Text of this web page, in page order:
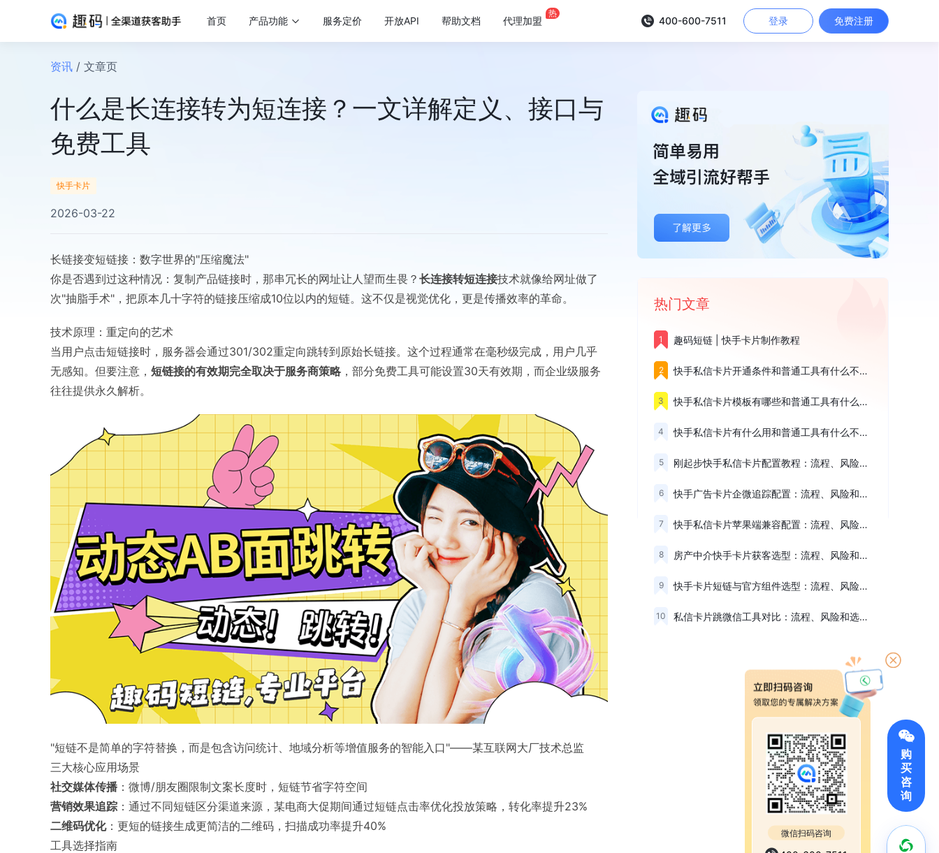
首页 产品功能 服务定价 开放API 帮助文档 代理加盟
热
400-600-7511 登录 免费注册
资讯 / 文章页
什么是长连接转为短连接？一文详解定义、接口与
免费工具
快手卡片
2026-03-22
长链接变短链接：数字世界的"压缩魔法"
你是否遇到过这种情况：复制产品链接时，那串冗长的网址让人望而生畏？ 长连接转短连接技术就像给网址做了
次"抽脂手术"，把原本几十字符的链接压缩成10位以内的短链。这不仅是视觉优化，更是传播效率的革命。
技术原理：重定向的艺术
当用户点击短链接时，服务器会通过301/302重定向跳转到原始长链接。这个过程通常在毫秒级完成，用户几乎
无感知。但要注意， 短链接的有效期完全取决于服务商策略 ，部分免费工具可能设置30天有效期，而企业级服务
往往提供永久解析。
"短链不是简单的字符替换，而是包含访问统计、地域分析等增值服务的智能入口"——某互联网大厂技术总监
三大核心应用场景
社交媒体传播 ：微博/朋友圈限制文案长度时，短链节省字符空间
营销效果追踪 ：通过不同短链区分渠道来源，某电商大促期间通过短链点击率优化投放策略，转化率提升23%
二维码优化：更短的链接生成更简洁的二维码，扫描成功率提升40%
工具选择指南
热门文章
1 趣码短链 | 快手卡片制作教程
2 快手私信卡片开通条件和普通工具有什么不同，核心看这3点
3 快手私信卡片模板有哪些和普通工具有什么不同，核心看这3点
4 快手私信卡片有什么用和普通工具有什么不同，核心看这3点
5 刚起步快手私信卡片配置教程：流程、风险和选择建议
6 快手广告卡片企微追踪配置：流程、风险和选择建议
7 快手私信卡片苹果端兼容配置：流程、风险和选择建议
8 房产中介快手卡片获客选型：流程、风险和选择建议
9 快手卡片短链与官方组件选型：流程、风险和选择建议
10 私信卡片跳微信工具对比：流程、风险和选择建议
购
买
咨
询
微信扫码咨询